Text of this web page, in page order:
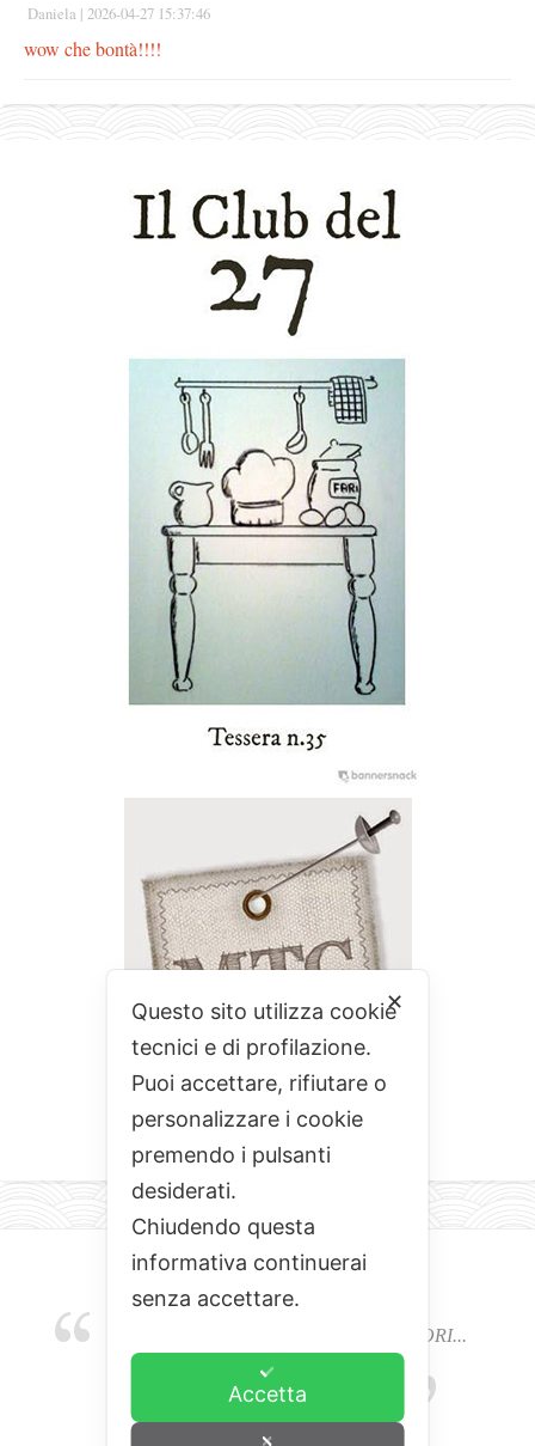
Daniela | 2026-04-27 15:37:46
wow che bontà!!!!
EMOZIONI, COLORI, ODORI E SAPORI...
L'ALCHIMIA DEL BUON CIBO
✕
Questo sito utilizza cookie
tecnici e di profilazione.
Puoi accettare, rifiutare o
personalizzare i cookie
premendo i pulsanti
desiderati.
Chiudendo questa
informativa continuerai
senza accettare.
Accetta